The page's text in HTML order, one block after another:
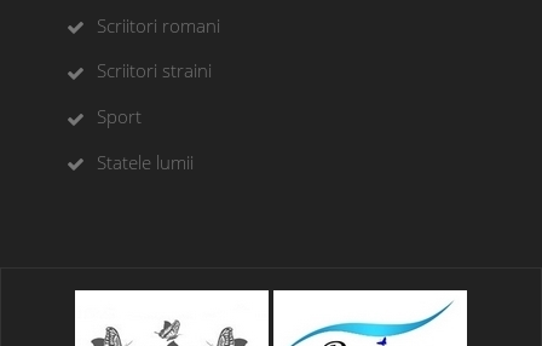
Scriitori romani
Scriitori straini
Sport
Statele lumii